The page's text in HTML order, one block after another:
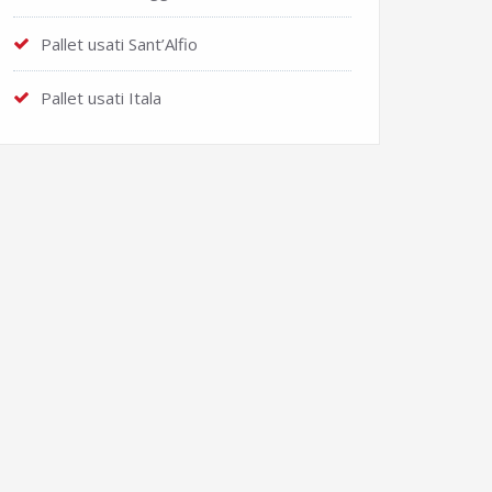
Pallet usati Sant’Alfio
Pallet usati Itala